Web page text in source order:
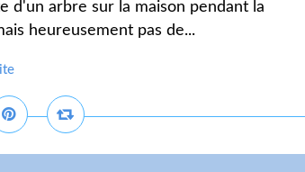
d'un arbre sur la maison pendant la
heureusement pas de...